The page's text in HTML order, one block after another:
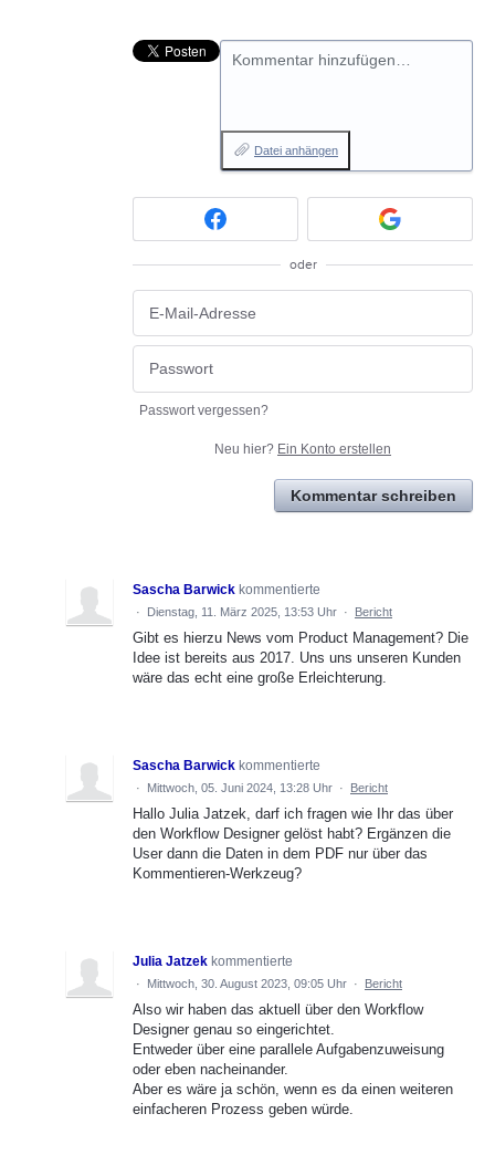
Kommentar hinzufügen…
Datei anhängen
oder
Passwort vergessen?
Neu hier? Ein Konto erstellen
Kommentar schreiben
Sascha Barwick kommentierte
· Dienstag, 11. März 2025, 13:53 Uhr · Bericht
Gibt es hierzu News vom Product Management? Die
Idee ist bereits aus 2017. Uns uns unseren Kunden
wäre das echt eine große Erleichterung.
Sascha Barwick kommentierte
· Mittwoch, 05. Juni 2024, 13:28 Uhr · Bericht
Hallo Julia Jatzek, darf ich fragen wie Ihr das über
den Workflow Designer gelöst habt? Ergänzen die
User dann die Daten in dem PDF nur über das
Kommentieren-Werkzeug?
Julia Jatzek kommentierte
· Mittwoch, 30. August 2023, 09:05 Uhr · Bericht
Also wir haben das aktuell über den Workflow
Designer genau so eingerichtet.
Entweder über eine parallele Aufgabenzuweisung
oder eben nacheinander.
Aber es wäre ja schön, wenn es da einen weiteren
einfacheren Prozess geben würde.